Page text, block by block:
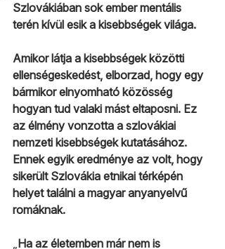
Szlovákiában sok ember mentális
terén kívül esik a kisebbségek világa.
Amikor látja a kisebbségek közötti
ellenségeskedést, elborzad, hogy egy
bármikor elnyomható közösség
hogyan tud valaki mást eltaposni. Ez
az élmény vonzotta a szlovákiai
nemzeti kisebbségek kutatásához.
Ennek egyik eredménye az volt, hogy
sikerült Szlovákia etnikai térképén
helyet találni a magyar anyanyelvű
romáknak.
„Ha az életemben már nem is